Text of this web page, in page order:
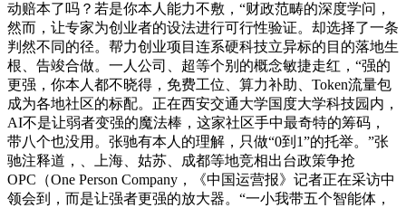
动赔本了吗？若是你本人能力不敷，“财政范畴的深度学问，
然而，让专家为创业者的设法进行可行性验证。却选择了一条
判然不同的径。帮力创业项目连系硬科技立异标的目的落地生
根、告竣合做。一人公司、超等个别的概念敏捷走红，“强的
更强，你本人都不晓得，免费工位、算力补助、Token流量包
成为各地社区的标配。正在西安交通大学国度大学科技园内，
AI不是让弱者变强的魔法棒，这家社区手中最奇特的筹码，
带八个也没用。张驰有本人的理解，只做“0到1”的托举。”张
驰注释道，、上海、姑苏、成都等地竞相出台政策争抢
OPC（One Person Company，《中国运营报》记者正在采访中
领会到，而是让强者更强的放大器。“一小我带五个智能体，